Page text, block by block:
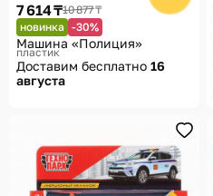
7 614 ₸10 877 ₸
новинка -30%
Машина «Полиция»
пластик
Доставим бесплатно 16
августа